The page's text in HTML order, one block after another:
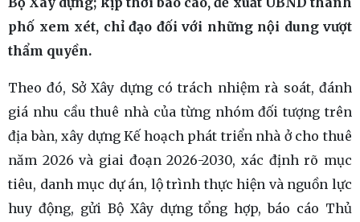
phố xem xét, chỉ đạo đối với những nội dung vượt
thẩm quyền.
Theo đó, Sở Xây dựng có trách nhiệm rà soát, đánh
giá nhu cầu thuê nhà của từng nhóm đối tượng trên
địa bàn, xây dựng Kế hoạch phát triển nhà ở cho thuê
năm 2026 và giai đoạn 2026-2030, xác định rõ mục
tiêu, danh mục dự án, lộ trình thực hiện và nguồn lực
huy động, gửi Bộ Xây dựng tổng hợp, báo cáo Thủ